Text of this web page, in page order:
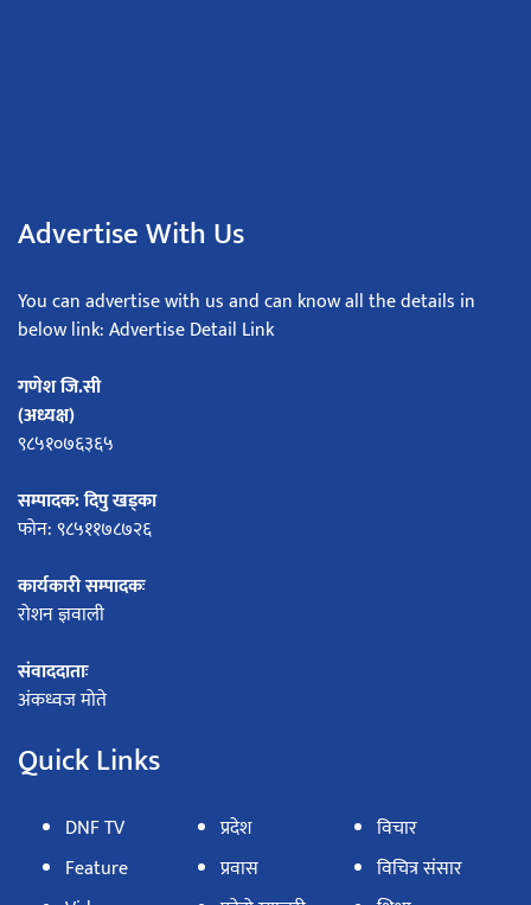
Advertise With Us
You can advertise with us and can know all the details in
below link: Advertise Detail Link
गणेश जि.सी
(अध्यक्ष)
९८५१०७६३६५
सम्पादक: दिपु खड्का
फोन: ९८५११७८७२६
कार्यकारी सम्पादकः
रोशन ज्ञवाली
संवाददाताः
अंकध्वज मोते
Quick Links
DNF TV
Feature
प्रदेश
प्रवास
विचार
विचित्र संसार